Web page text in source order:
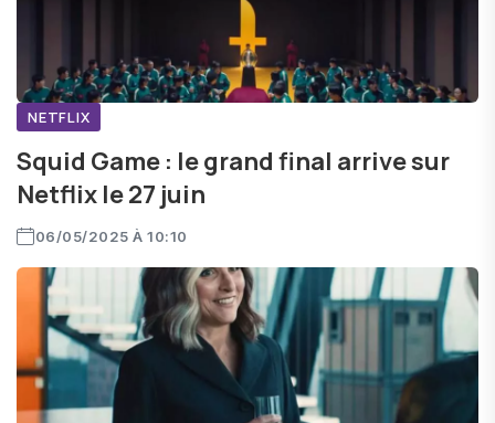
NETFLIX
Squid Game : le grand final arrive sur
Netflix le 27 juin
06/05/2025 À 10:10